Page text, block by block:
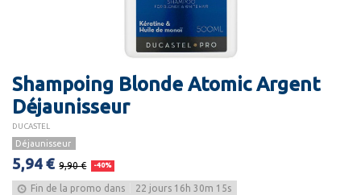
Shampoing Blonde Atomic Argent
Déjaunisseur
DUCASTEL
Déjaunisseur
5,94 € 9,90 € -40%
Fin de la promo dans 22 jours 16 h 30m 14s